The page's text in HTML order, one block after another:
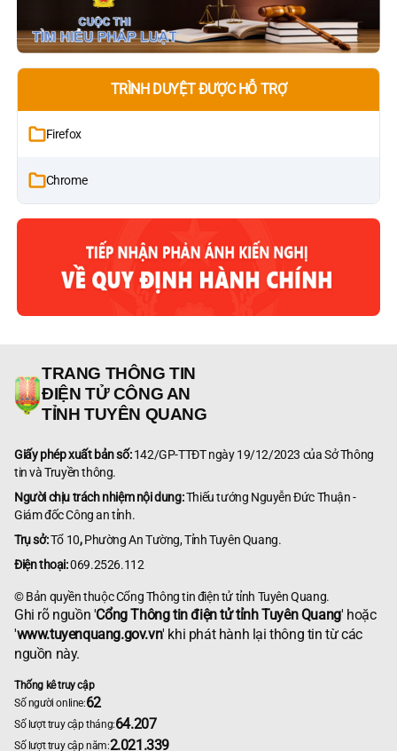
TRÌNH DUYỆT ĐƯỢC HỖ TRỢ
Firefox
Chrome
TRANG THÔNG TIN
ĐIỆN TỬ CÔNG AN
TỈNH TUYÊN QUANG
Giấy phép xuất bản số:142/GP-TTĐT ngày 19/12/2023 của Sở Thông
tin và Truyền thông.
Người chịu trách nhiệm nội dung:Thiếu tướng Nguyễn Đức Thuận -
Giám đốc Công an tỉnh.
Trụ sở:Tổ 10,Phường An Tường, Tỉnh Tuyên Quang.
Điện thoại:069.2526.112
© Bản quyền thuộc Cổng Thông tin điện tử tỉnh Tuyên Quang.
Ghi rõ nguồn 'Cổng Thông tin điện tử tỉnh Tuyên Quang' hoặc
'www.tuyenquang.gov.vn' khi phát hành lại thông tin từ các
nguồn này.
Thống kê truy cập
Số người online:62
Số lượt truy cập tháng:64.207
Số lượt truy cập năm:2.021.339